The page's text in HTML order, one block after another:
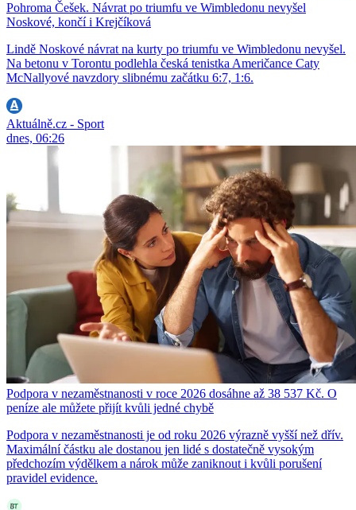
Pohroma Češek. Návrat po triumfu ve Wimbledonu nevyšel
Noskové, končí i Krejčíková
Lindě Noskové návrat na kurty po triumfu ve Wimbledonu nevyšel.
Na betonu v Torontu podlehla česká tenistka Američance Caty
McNallyové navzdory slibnému začátku 6:7, 1:6.
Aktuálně.cz - Sport
dnes, 06:26
Podpora v nezaměstnanosti v roce 2026 dosáhne až 38 537 Kč. O
peníze ale můžete přijít kvůli jedné chybě
Podpora v nezaměstnanosti je od roku 2026 výrazně vyšší než dřív.
Maximální částku ale dostanou jen lidé s dostatečně vysokým
předchozím výdělkem a nárok může zaniknout i kvůli porušení
pravidel evidence.